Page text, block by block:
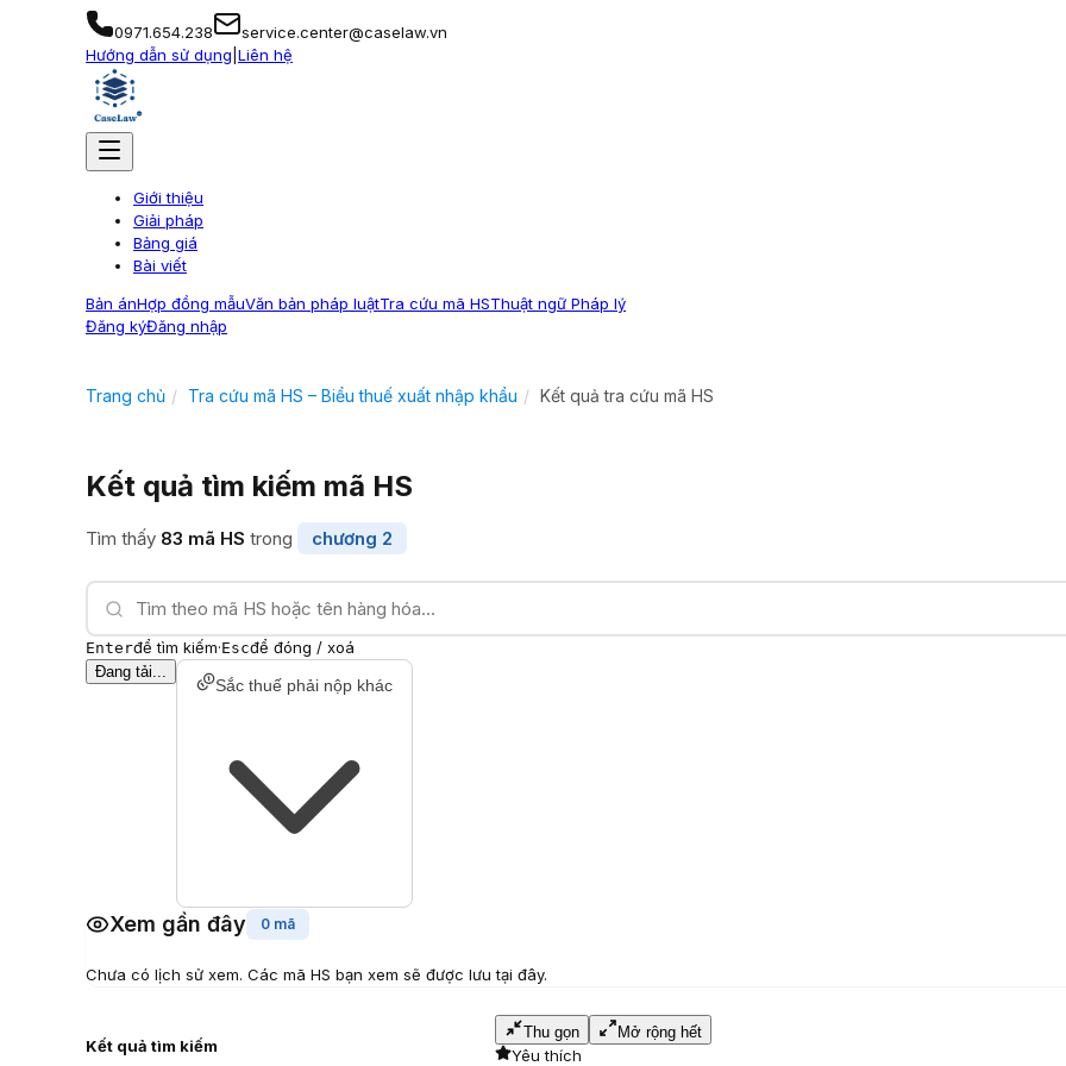
0971.654.238
service.center@caselaw.vn
Hướng dẫn sử dụng Liên hệ
Giới thiệu
Giải pháp
Bảng giá
Bài viết
Bản ánHợp đồng mẫuVăn bản pháp luậtTra cứu mã HSThuật ngữ Pháp lý
Đăng kýĐăng nhập
Trang chủ Tra cứu mã HS – Biểu thuế xuất nhập khẩu Kết quả tra cứu mã HS
Kết quả tìm kiếm mã HS
Tìm thấy 83 mã HS trong chương 2
Enterđể tìm kiếm·Escđể đóng / xoá
Đang tải...
Sắc thuế phải nộp khác
Xem gần đây 0 mã
Chưa có lịch sử xem. Các mã HS bạn xem sẽ được lưu tại đây.
Kết quả tìm kiếm
Thu gọn Mở rộng hết
Yêu thích